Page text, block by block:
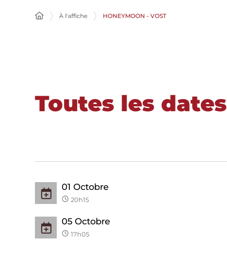
À l'affiche HONEYMOON - VOST
Toutes les dates
01 Octobre
20h15
05 Octobre
17h05